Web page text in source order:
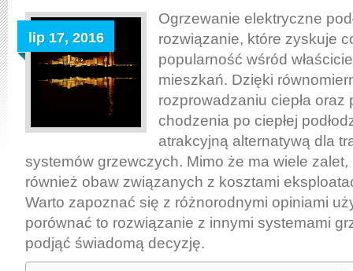
lip 17, 2016
Ogrzewanie elektryczne
rozwiązanie, które zyskuje
popularność wśród
mieszkań. Dzięki
rozprowadzaniu ciepła oraz
chodzenia po ciepłej
atrakcyjną alternatywą dla
systemów grzewczych. Mimo że ma wiele zalet,
również obaw związanych z kosztami
Warto zapoznać się z różnorodnymi opiniami
porównać to rozwiązanie z innymi systemami
podjąć świadomą decyzję.